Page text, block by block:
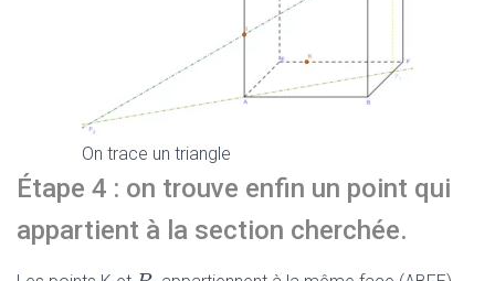
On trace un triangle
Étape 4 : on trouve enfin un point qui
appartient à la section cherchée.